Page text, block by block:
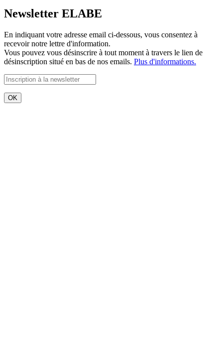
Newsletter ELABE
En indiquant votre adresse email ci-dessous, vous consentez à
recevoir notre lettre d'information.
Vous pouvez vous désinscrire à tout moment à travers le lien de
désinscription situé en bas de nos emails. Plus d'informations.